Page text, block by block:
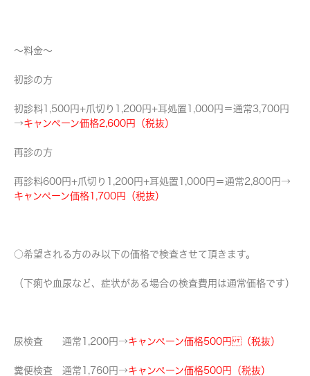
～料金～
初診の方
初診料1,500円+爪切り1,200円+耳処置1,000円＝通常3,700円
→キャンペーン価格2,600円（税抜）
再診の方
再診料600円+爪切り1,200円+耳処置1,000円＝通常2,800円→
キャンペーン価格1,700円（税抜）
○希望される方のみ以下の価格で検査させて頂きます。
（下痢や血尿など、症状がある場合の検査費用は通常価格です）
尿検査 通常1,200円→キャンペーン価格500円 （税抜）
糞便検査 通常1,760円→キャンペーン価格500円（税抜）